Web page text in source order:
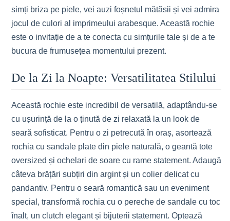
simți briza pe piele, vei auzi foșnetul mătăsii și vei admira
jocul de culori al imprimeului arabesque. Această rochie
este o invitație de a te conecta cu simțurile tale și de a te
bucura de frumusețea momentului prezent.
De la Zi la Noapte: Versatilitatea Stilului
Această rochie este incredibil de versatilă, adaptându-se
cu ușurință de la o ținută de zi relaxată la un look de
seară sofisticat. Pentru o zi petrecută în oraș, asortează
rochia cu sandale plate din piele naturală, o geantă tote
oversized și ochelari de soare cu rame statement. Adaugă
câteva brățări subțiri din argint și un colier delicat cu
pandantiv. Pentru o seară romantică sau un eveniment
special, transformă rochia cu o pereche de sandale cu toc
înalt, un clutch elegant și bijuterii statement. Optează